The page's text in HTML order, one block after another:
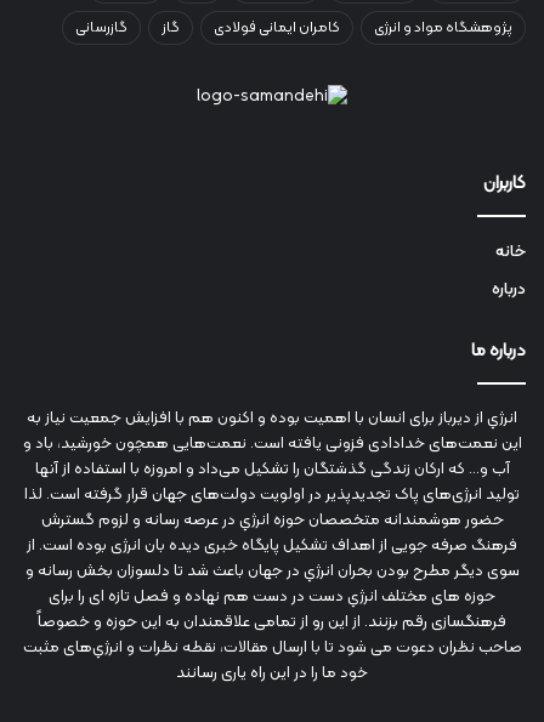
پژوهشگاه مواد و انرژی
کامران ایمانی فولادی گاز گازرسانی
کاربران
خانه
درباره
درباره ما
انرژي‌ از دیرباز برای انسان با اهمیت بوده و اکنون هم با افزایش جمعیت نیاز به
این نعمت‌های خدادادی فزونی یافته است. نعمت‌هایی همچون خورشید، باد و
آب و... که ارکان زندگی گذشتگان را تشکیل می‌داد و امروزه با استفاده از آنها
تولید انرژی‌های پاک تجدیدپذیر در اولویت دولت‌های جهان قرار گرفته است. لذا
حضور هوشمندانه متخصصان حوزه انرژي در عرصه رسانه و لزوم گسترش
فرهنگ صرفه جویی از اهداف تشکیل پایگاه خبری دیده بان انرژی بوده است. از
سوی دیگر مطرح بودن بحران انرژي در جهان باعث شد تا دلسوزان بخش رسانه و
حوزه های مختلف انرژي دست در دست هم نهاده و فصل تازه ای را برای
فرهنگسازی رقم بزنند. از این رو از تمامی علاقمندان به این حوزه و خصوصاً
صاحب نظران دعوت می شود تا با ارسال مقالات، نقطه نظرات و انرژي‌های مثبت
خود ما را در این راه یاری رسانند